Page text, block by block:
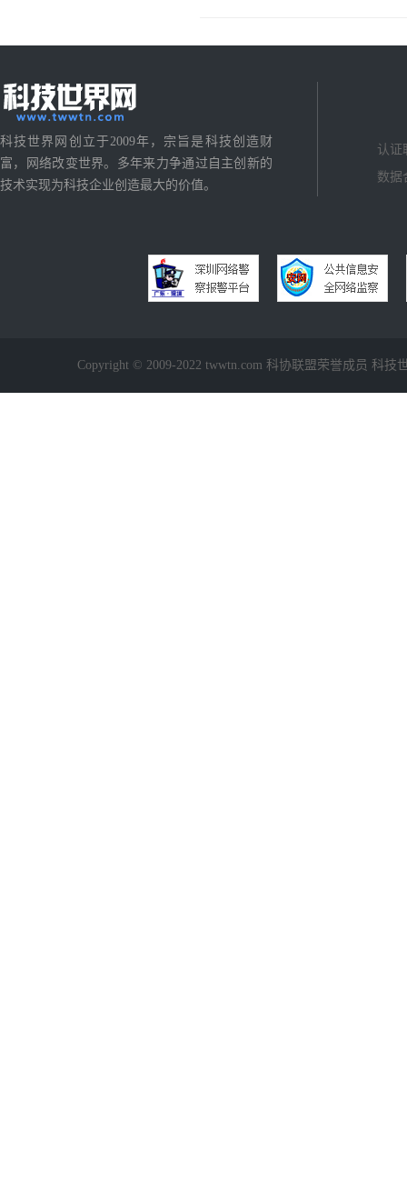
科技世界网创立于2009年，宗旨是科技创造财
富，网络改变世界。多年来力争通过自主创新的
技术实现为科技企业创造最大的价值。
认证
数据
Copyright © 2009-2022 twwtn.com 科协联盟荣誉成员 科